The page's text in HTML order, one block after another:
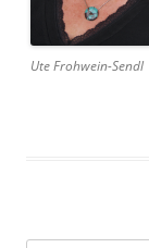
Ute Frohwein-Sendl